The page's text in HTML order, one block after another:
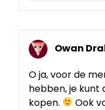
Owan
O ja, voor de
hebben, je kunt
kopen.
Ook